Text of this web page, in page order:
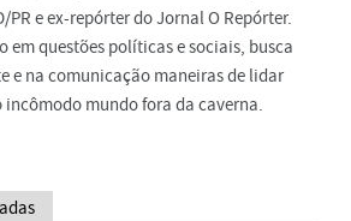
PR e ex-repórter do Jornal O Repórter.
em questões políticas e sociais, busca
e na comunicação maneiras de lidar
incômodo mundo fora da caverna.